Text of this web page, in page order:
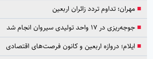
■مهران؛ تداوم تردد زائران اربعین
■جوجه‌ریزی در ۱۷ واحد تولیدی سیروان انجام شد
■ ایلام؛ دروازه اربعین و کانون فرصت‌های اقتصادی